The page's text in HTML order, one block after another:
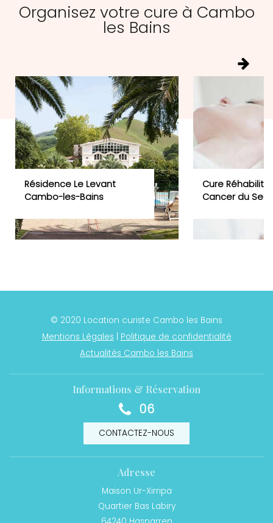
Organisez votre cure à Cambo
les Bains
Résidence Le Levant
Cambo-les-Bains
Cure
Cancer du Sein
© 2020 Location curiste Cambo les Bains
Mentions Légales
Politique de confidentialité
Actualités Cambo les Bains
Informations & Réservation
06
CONTACTEZ-NOUS
Adresse
Maison Ur-Xirripa
Quartier Bas Labiry